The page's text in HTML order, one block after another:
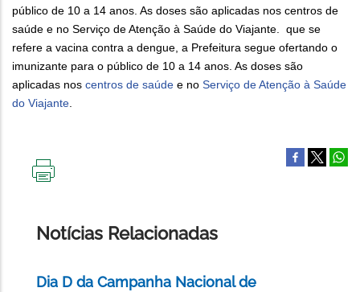
público de 10 a 14 anos. As doses são aplicadas nos centros de
saúde e no Serviço de Atenção à Saúde do Viajante. que se
refere a vacina contra a dengue, a Prefeitura segue ofertando o
imunizante para o público de 10 a 14 anos. As doses são
aplicadas nos centros de saúde e no Serviço de Atenção à Saúde
do Viajante.
Notícias Relacionadas
Dia D da Campanha Nacional de